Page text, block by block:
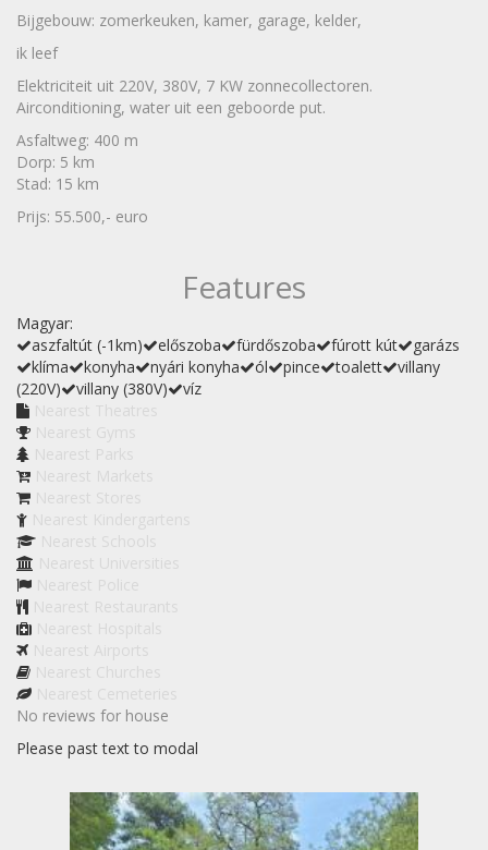
Bijgebouw: zomerkeuken, kamer, garage, kelder,
ik leef
Elektriciteit uit 220V, 380V, 7 KW zonnecollectoren.
Airconditioning, water uit een geboorde put.
Asfaltweg: 400 m
Dorp: 5 km
Stad: 15 km
Prijs: 55.500,- euro
Features
Magyar:
aszfaltút (-1km)
előszoba fürdőszoba fúrott kút
garázs
klíma
konyha nyári konyha ól pince toalett
villany
(220V)
villany (380V)
víz
No reviews for house
Please past text to modal